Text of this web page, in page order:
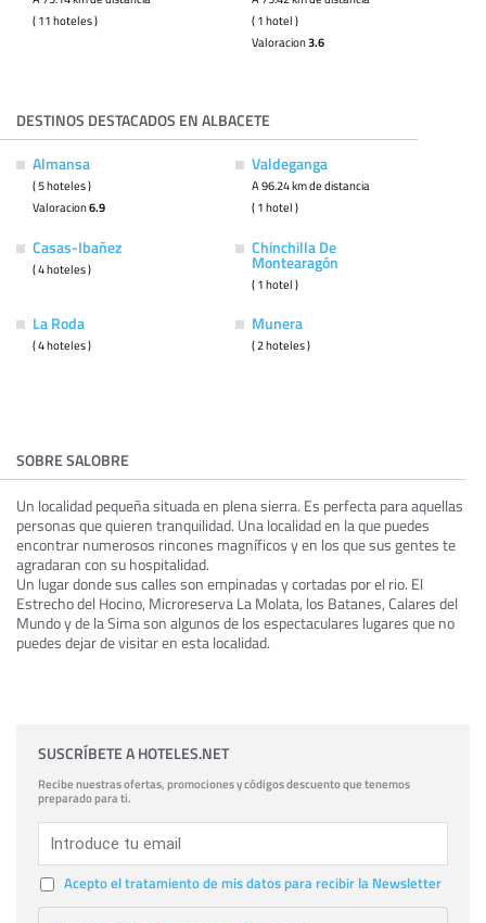
( 11 hoteles )
( 1 hotel )
Valoracion3.6
DESTINOS DESTACADOS EN ALBACETE
Almansa
( 5 hoteles )
Valoracion6.9
Valdeganga
A 96.24 km de distancia
( 1 hotel )
Casas-Ibañez
( 4 hoteles )
Chinchilla De
Montearagón
( 1 hotel )
La Roda
( 4 hoteles )
Munera
( 2 hoteles )
SOBRE SALOBRE
Un localidad pequeña situada en plena sierra. Es perfecta para aquellas
personas que quieren tranquilidad. Una localidad en la que puedes
encontrar numerosos rincones magníficos y en los que sus gentes te
agradaran con su hospitalidad.
Un lugar donde sus calles son empinadas y cortadas por el rio. El
Estrecho del Hocino, Microreserva La Molata, los Batanes, Calares del
Mundo y de la Sima son algunos de los espectaculares lugares que no
puedes dejar de visitar en esta localidad.
SUSCRÍBETE A HOTELES.NET
Recibe nuestras ofertas, promociones y códigos descuento que tenemos
preparado para ti.
Acepto el tratamiento de mis datos para recibir la Newsletter